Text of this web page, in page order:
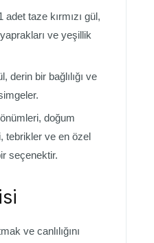
adet taze kırmızı gül,
ve yeşillik
derin bir bağlılığı ve
doğum
tebrikler ve en özel
seçenektir.
ve canlılığını